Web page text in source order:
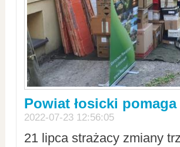
Powiat łosicki
2022-07-23 12:56:05
21 lipca strażacy zmiany